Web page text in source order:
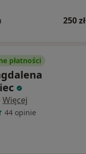
250 zł
płatności
Więcej
44 opinie